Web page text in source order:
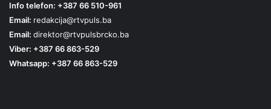
Info telefon: +387 66 510-961
Email: redakcija@rtvpuls.ba
Email: direktor@rtvpulsbrcko.ba
Viber: +387 66 863-529
Whatsapp: +387 66 863-529